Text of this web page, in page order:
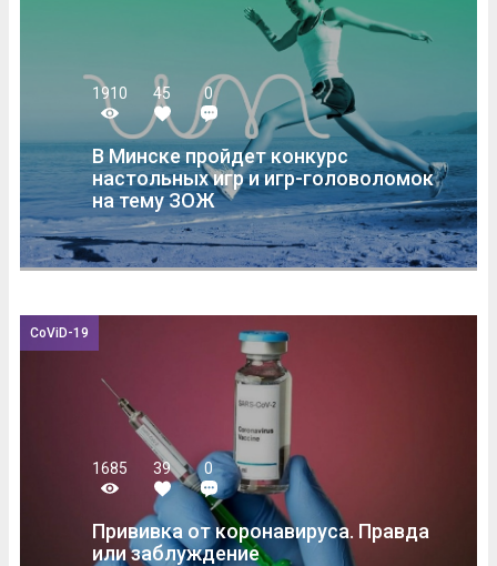
1910 45 0
В Минске пройдет конкурс
настольных игр и игр-головоломок
на тему ЗОЖ
CoViD-19
1685 39 0
Прививка от коронавируса. Правда
или заблуждение